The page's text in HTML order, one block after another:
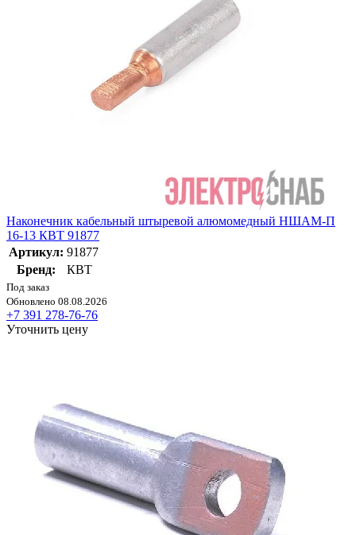
Наконечник кабельный штыревой алюмомедный НШАМ-П
16-13 КВТ 91877
Артикул: 91877
Бренд:
КВТ
Под заказ
Обновлено 08.08.2026
+7 391 278-76-76
Уточнить цену